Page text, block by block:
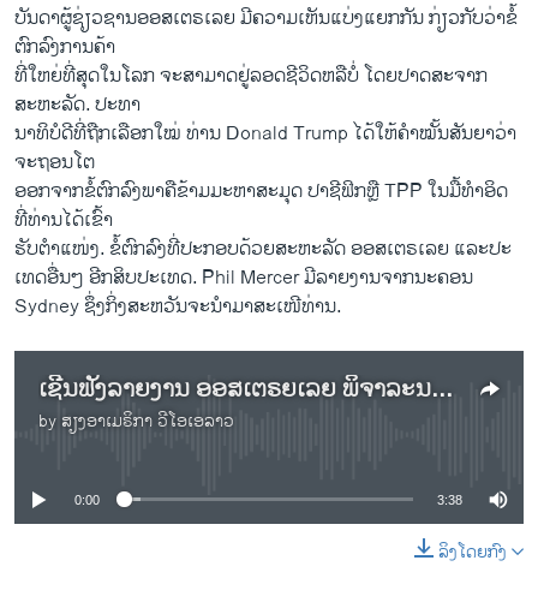
ລາຍງານ
ຕິດຕາມພວກເຮົາ ທີ່
ພາສາຕ່າງໆ
ບັນດາ​ຜູ້​ຊ່ຽວຊານ​ອອສ​ເຕຣ​ເລຍ ມີ​ຄວາມ​ເຫັນແບ່ງ​ແຍກ​ກັນ ​ກ່ຽວ​ກັບວ່າຂໍ້​
ຕົກລົງ​ການ​ຄ້າ
​ທີ່ໃຫຍ່ທີ່​ສຸດ​ໃນ​ໂລກ ຈະ​ສາມາດ​ຢູ່​ລອດ​ຊີວິດຫລື​ບໍ່ ​ໂດຍປາດ​ສະ​ຈາກ​
ສະຫະລັດ. ປະທາ
ນາທິບໍດີ​ທີ່​ຖືກ​ເລືອກໃໝ່ ທ່ານ Donald Trump ​ໄດ້​ໃຫ້​ຄຳ​ໝັ້ນ​ສັນຍາວ່າ ​
ຈະ​ຖ​ອນ​ໂຕ
ອອກ​ຈາກຂໍ້​ຕົກລົງ​ພາ​ຄືຂ້າມ​ມະຫາ​ສະມຸດ ປາຊີ​ຟິກຫຼື TPP ​ໃນ​ມື້​ທຳ​ອິດ
ທີ່​ທ່ານ​ໄດ້​ເຂົ້າ
ຮັບ​ຕຳ​ແໜ່​ງ​. ຂໍ້​ຕົກລົງ​ທີ່​ປະກອບ​ດ້ວຍສະຫະລັດ ອອສ​ເຕຣ​ເລຍ ​ແລະ​ປະ​
ເທດອື່ນໆ​ ອີກ​ສິບປະ​ເທດ. Phil Mercer ມີ​ລາຍ​ງານ​ຈາ​ກນະຄອນ
Sydney ຊຶ່ງ​ກິ່ງ​ສະຫວັນຈະ​ນຳ​ມາ​ສະ​ເໜີ​ທ່ານ.
ເຊີນຟັງລາຍງານ ອອສເຕຣຍເລຍ ພິຈາລະນາການຄ້າຂ້າມມະຫາສະມຸດ ຫລື TPP ປາດສະຈາກສະຫະລັດ
by ສຽງອາເມຣິກາ ວີໂອເອລາວ
No media source currently available
0:00 3:38
ລິງໂດຍກົງ